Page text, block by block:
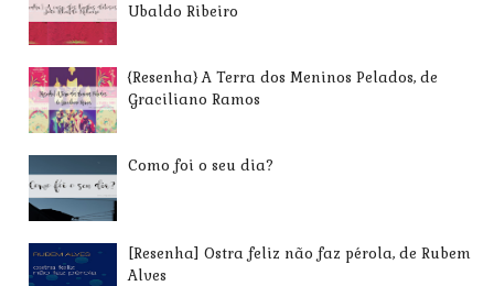
Ubaldo Ribeiro
{Resenha} A Terra dos Meninos Pelados, de
Graciliano Ramos
Como foi o seu dia?
[Resenha] Ostra feliz não faz pérola, de Rubem
Alves